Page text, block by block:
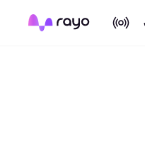
On Air